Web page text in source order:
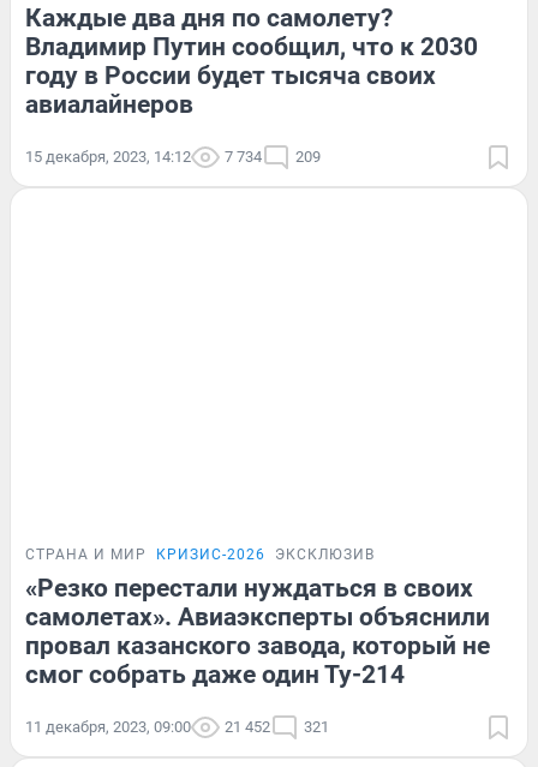
Каждые два дня по самолету?
Владимир Путин сообщил, что к 2030
году в России будет тысяча своих
авиалайнеров
15 декабря, 2023, 14:12 7 734 209
СТРАНА И МИР КРИЗИС-2026 ЭКСКЛЮЗИВ
«Резко перестали нуждаться в своих
самолетах». Авиаэксперты объяснили
провал казанского завода, который не
смог собрать даже один Ту-214
11 декабря, 2023, 09:00 21 452 321